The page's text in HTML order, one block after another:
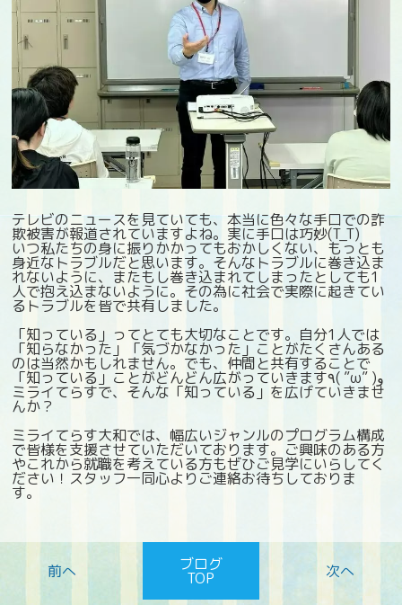
テレビのニュースを見ていても、本当に色々な手口での詐
欺被害が報道されていますよね。実に手口は巧妙(T_T)
いつ私たちの身に振りかかってもおかしくない、もっとも
身近なトラブルだと思います。そんなトラブルに巻き込ま
れないように、またもし巻き込まれてしまったとしても1
人で抱え込まないように。その為に社会で実際に起きてい
るトラブルを皆で共有しました。
「知っている」ってとても大切なことです。自分1人では
「知らなかった」「気づかなかった」ことがたくさんある
のは当然かもしれません。でも、仲間と共有することで
「知っている」ことがどんどん広がっていきます٩( ”ω” )و
ミライてらすで、そんな「知っている」を広げていきませ
んか？
ミライてらす大和では、幅広いジャンルのプログラム構成
で皆様を支援させていただいております。ご興味のある方
やこれから就職を考えている方もぜひご見学にいらしてく
ださい！スタッフ一同心よりご連絡お待ちしておりま
す。
ブログ
TOP